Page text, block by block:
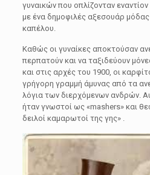
γυναικών που οπλίζονταν
με ένα δημοφιλές αξεσουάρ
καπέλου.
Καθώς οι γυναίκες αποκτούσαν
περπατούν και να ταξιδεύουν
και στις αρχές του 1900, οι
γρήγορη γραμμή άμυνας από τα
λόγια των διερχόμενων ανδρών.
ήταν γνωστοί ως «mashers» και
δειλοί καμαρωτοί της γης» .